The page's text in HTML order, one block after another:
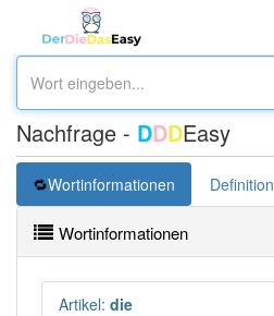
Nachfrage - DDDEasy
Wortinformationen Definition
Wortinformationen
Artikel: die